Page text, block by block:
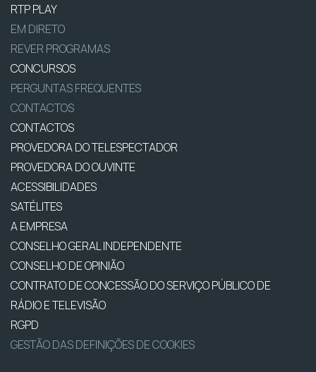
RTP PLAY
EM DIRETO
REVER PROGRAMAS
CONCURSOS
PERGUNTAS FREQUENTES
CONTACTOS
CONTACTOS
PROVEDORA DO TELESPECTADOR
PROVEDORA DO OUVINTE
ACESSIBILIDADES
SATÉLITES
A EMPRESA
CONSELHO GERAL INDEPENDENTE
CONSELHO DE OPINIÃO
CONTRATO DE CONCESSÃO DO SERVIÇO PÚBLICO DE
RÁDIO E TELEVISÃO
RGPD
GESTÃO DAS DEFINIÇÕES DE COOKIES